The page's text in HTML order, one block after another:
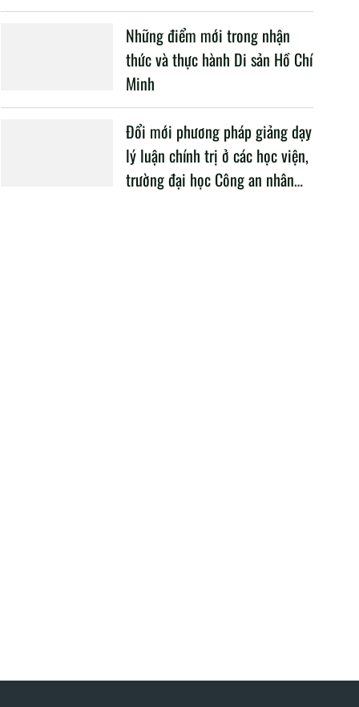
Những điểm mới trong nhận
thức và thực hành Di sản Hồ Chí
Minh
Đổi mới phương pháp giảng dạy
lý luận chính trị ở các học viện,
trường đại học Công an nhân